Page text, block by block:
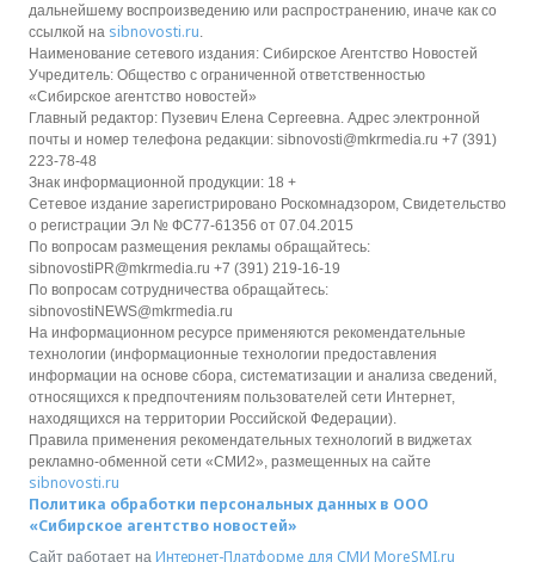
дальнейшему воспроизведению или распространению, иначе как со
ссылкой на sibnovosti.ru.
Наименование сетевого издания: Сибирское Агентство Новостей
Учредитель: Общество с ограниченной ответственностью
«Сибирское агентство новостей»
Главный редактор: Пузевич Елена Сергеевна. Адрес электронной
почты и номер телефона редакции: sibnovosti@mkrmedia.ru +7 (391)
223-78-48
Знак информационной продукции: 18 +
Сетевое издание зарегистрировано Роскомнадзором, Свидетельство
о регистрации Эл № ФС77-61356 от 07.04.2015
По вопросам размещения рекламы обращайтесь:
sibnovostiPR@mkrmedia.ru +7 (391) 219-16-19
По вопросам сотрудничества обращайтесь:
sibnovostiNEWS@mkrmedia.ru
На информационном ресурсе применяются рекомендательные
технологии (информационные технологии предоставления
информации на основе сбора, систематизации и анализа сведений,
относящихся к предпочтениям пользователей сети Интернет,
находящихся на территории Российской Федерации).
Правила применения рекомендательных технологий в виджетах
рекламно-обменной сети «СМИ2», размещенных на сайте
sibnovosti.ru
Политика обработки персональных данных в ООО
«Сибирское агентство новостей»
Сайт работает на Интернет-Платформе для СМИ MoreSMI.ru